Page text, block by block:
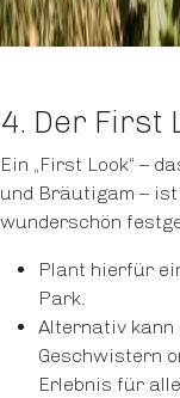
4. Der First
Ein „First Look“ –
und Bräutigam –
wunderschön
Plant hierfür
Park.
Alternativ kann
Geschwistern
Erlebnis für